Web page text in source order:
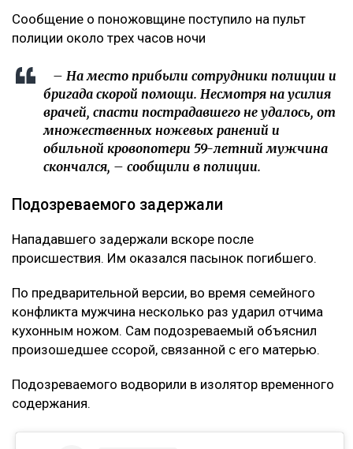
Сообщение о поножовщине поступило на пульт
полиции около трех часов ночи
– На место прибыли сотрудники полиции и
бригада скорой помощи. Несмотря на усилия
врачей, спасти пострадавшего не удалось, от
множественных ножевых ранений и
обильной кровопотери 59-летний мужчина
скончался, – сообщили в полиции.
Подозреваемого задержали
Нападавшего задержали вскоре после
происшествия. Им оказался пасынок погибшего.
По предварительной версии, во время семейного
конфликта мужчина несколько раз ударил отчима
кухонным ножом. Сам подозреваемый объяснил
произошедшее ссорой, связанной с его матерью.
Подозреваемого водворили в изолятор временного
содержания.